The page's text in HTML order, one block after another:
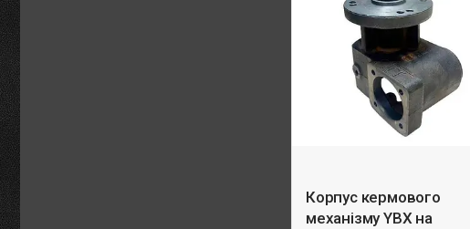
Корпус кермового
механізму YBX на